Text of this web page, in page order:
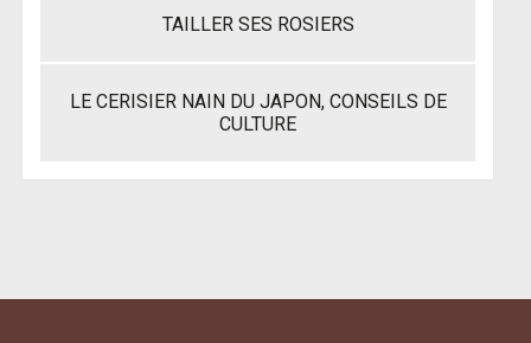
TAILLER SES ROSIERS
LE CERISIER NAIN DU JAPON, CONSEILS DE
CULTURE